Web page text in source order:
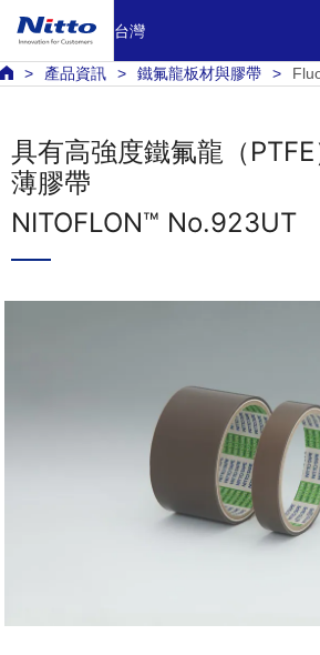
台灣
產品資訊 鐵氟龍板材與膠帶
具有高強度鐵氟龍（
薄膠帶
NITOFLON™ No.923UT